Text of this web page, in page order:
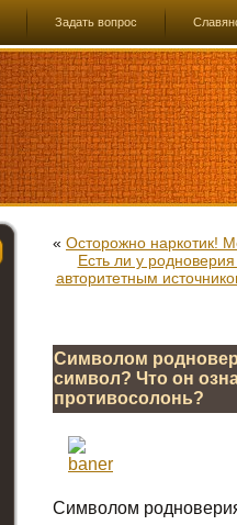
Задать вопрос
« Осторожно наркотик!
Есть ли у
авторитетным
Символом
символ? Что он
противосолонь?
Символом